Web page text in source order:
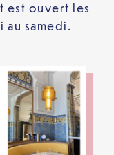
est ouvert les
au samedi.